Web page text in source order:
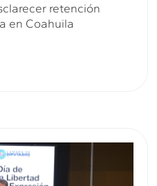
retención
en Coahuila